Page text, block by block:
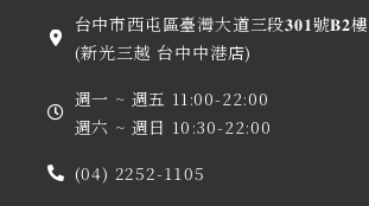
台中市西屯區臺灣大道三段𝟑𝟎𝟏號𝐁𝟐樓
(新光三越 台中中港店)
週一 ~ 週五 11:00-22:00
週六 ~ 週日 10:30-22:00
(04) 2252-1105